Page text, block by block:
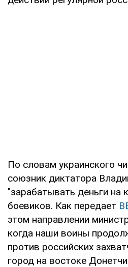
По словам украинского
союзник диктатора
"зарабатывать деньги на
боевиков. Как передает
этом направлении
когда наши воины
против российских
город на востоке